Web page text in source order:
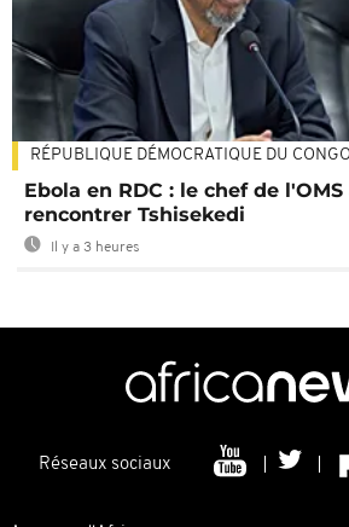
RÉPUBLIQUE DÉMOCRATIQUE DU CONGO
Ebola en RDC : le chef de
rencontrer Tshisekedi
Il y a 3 heures
Réseaux sociaux